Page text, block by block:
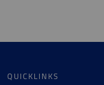
QUICKLINKS